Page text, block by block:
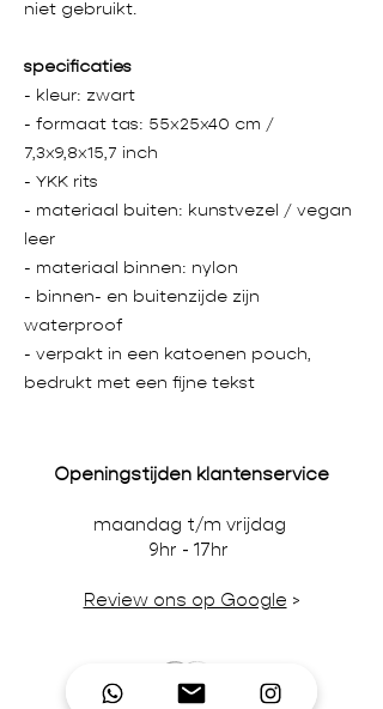
niet gebruikt.
specificaties
- kleur: zwart
- formaat tas: 55x25x40 cm /
7,3x9,8x15,7 inch
- YKK rits
- materiaal buiten: kunstvezel / vegan
leer
- materiaal binnen: nylon
- binnen- en buitenzijde zijn
waterproof
- verpakt in een katoenen pouch,
bedrukt met een fijne tekst
Openingstijden klantenservice
maandag t/m vrijdag
9hr - 17hr
Review ons op Google >